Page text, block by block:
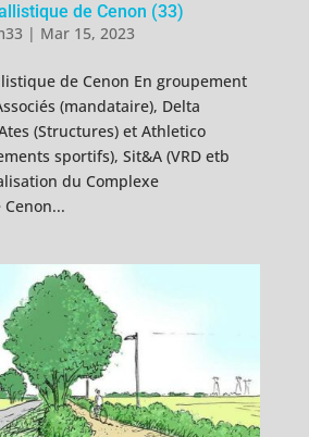
de Cenon (33)
| Mar 15, 2023
de Cenon En groupement
(mandataire), Delta
(Structures) et Athletico
sportifs), Sit&A (VRD etb
du Complexe